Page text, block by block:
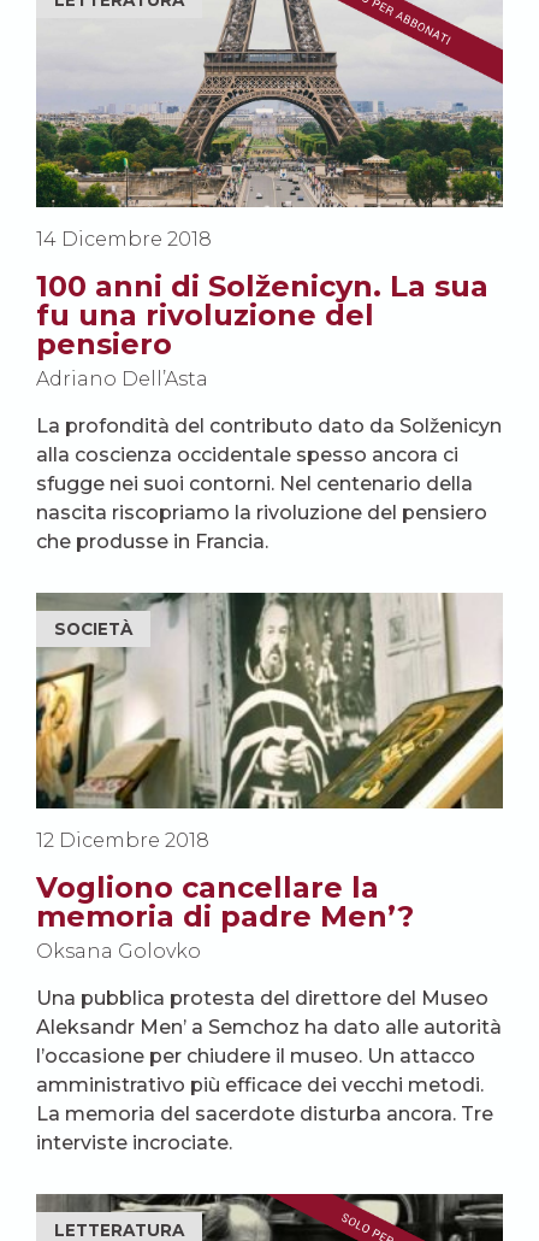
14 Dicembre 2018
100 anni di Solženicyn. La sua
fu una rivoluzione del
pensiero
Adriano Dell’Asta
La profondità del contributo dato da Solženicyn
alla coscienza occidentale spesso ancora ci
sfugge nei suoi contorni. Nel centenario della
nascita riscopriamo la rivoluzione del pensiero
che produsse in Francia.
SOCIETÀ
12 Dicembre 2018
Vogliono cancellare la
memoria di padre Men’?
Oksana Golovko
Una pubblica protesta del direttore del Museo
Aleksandr Men’ a Semchoz ha dato alle autorità
l’occasione per chiudere il museo. Un attacco
amministrativo più efficace dei vecchi metodi.
La memoria del sacerdote disturba ancora. Tre
interviste incrociate.
LETTERATURA